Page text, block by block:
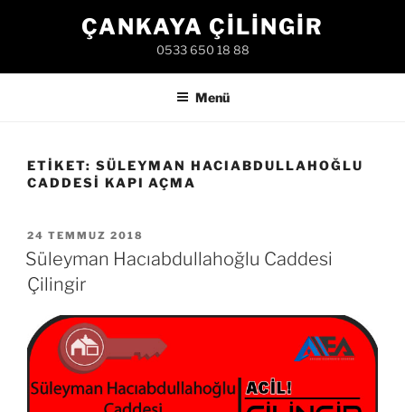
ÇANKAYA ÇILINGIR
0533 650 18 88
Menü
ETIKET: SÜLEYMAN HACIABDULLAHOĞLU
CADDESI KAPI AÇMA
YAYIM
TARIHI
24 TEMMUZ 2018
Süleyman Hacıabdullahoğlu Caddesi
Çilingir